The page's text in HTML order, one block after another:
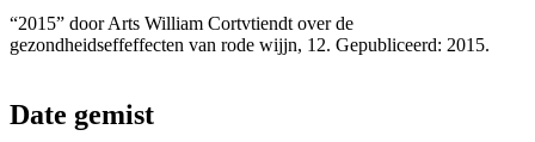
“2015” door Arts William Cortvtiendt over de
gezondheidseffeffecten van rode wijjn, 12. Gepubliceerd: 2015.
Date gemist